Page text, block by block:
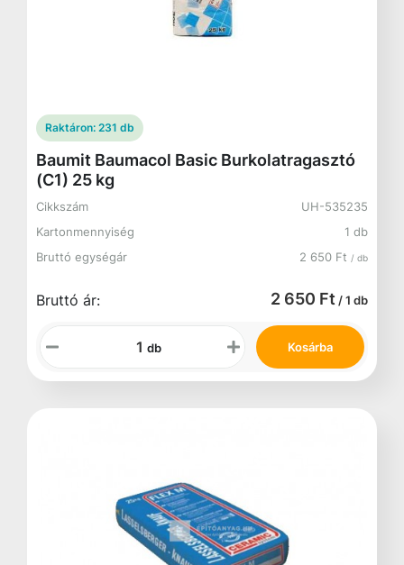
Raktáron: 231 db
Baumit Baumacol Basic Burkolatragasztó
(C1) 25 kg
Cikkszám
UH-535235
Kartonmennyiség
1 db
Bruttó egységár
2 650 Ft / db
Bruttó ár: 2 650 Ft / 1 db
db Kosárba